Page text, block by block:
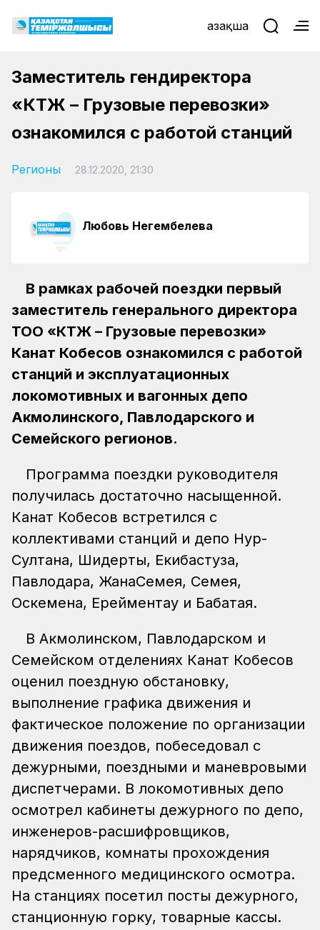
Қазақша
Заместитель гендиректора
«КТЖ – Грузовые перевозки»
ознакомился с работой станций
Регионы 28.12.2020, 21:30
Любовь Негембелева
В рамках рабочей поездки первый
заместитель генерального директора
ТОО «КТЖ – Грузовые перевозки»
Канат Кобесов ознакомился с работой
станций и эксплуатационных
локомотивных и вагонных депо
Акмолинского, Павлодарского и
Семейского регионов.
Программа поездки руководителя
получилась достаточно насыщенной.
Канат Кобесов встретился с
коллективами станций и депо Нур-
Султана, Шидерты, Екибастуза,
Павлодара, ЖанаСемея, Семея,
Оскемена, Ерейментау и Бабатая.
В Акмолинском, Павлодарском и
Семейском отделениях Канат Кобесов
оценил поездную обстановку,
выполнение графика движения и
фактическое положение по организации
движения поездов, побеседовал с
дежурными, поездными и маневровыми
диспетчерами. В локомотивных депо
осмотрел кабинеты дежурного по депо,
инженеров-расшифровщиков,
нарядчиков, комнаты прохождения
предсменного медицинского осмотра.
На станциях посетил посты дежурного,
станционную горку, товарные кассы.